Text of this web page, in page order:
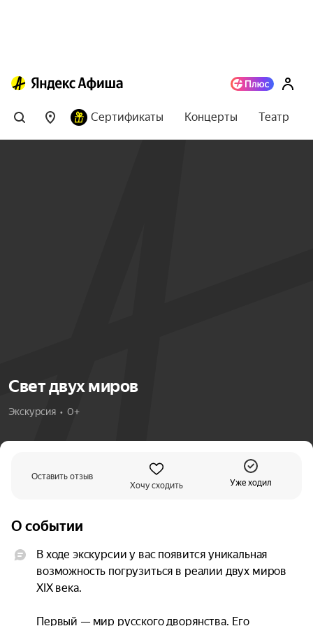
Сертификаты Концерты Театр
Свет двух миров
Экскурсия  •  0+
Оставить отзыв
Хочу сходить
Уже ходил
О событии
В ходе экскурсии у вас появится уникальная
возможность погрузиться в реалии двух миров
XIX века.
Первый — мир русского дворянства. Его